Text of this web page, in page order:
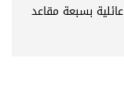
ميتسوبيشي دستنيتور الجديدة كلياً: SUV عائلية بسبعة مقاعد